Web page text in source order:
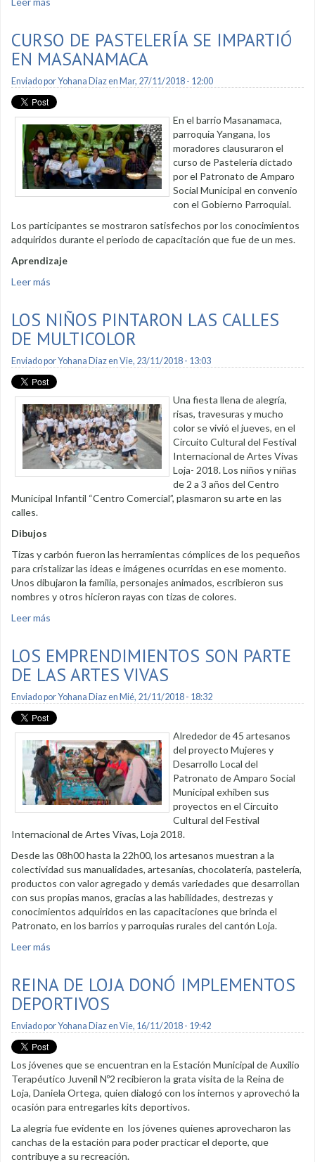
CURSO DE PASTELERÍA SE IMPARTIÓ
EN MASANAMACA
Enviado porYohana Diazen Mar, 27/11/2018 - 12:00
En el barrio Masanamaca,
parroquia Yangana, los
moradores clausuraron el
curso de Pastelería dictado
por el Patronato de Amparo
Social Municipal en convenio
con el Gobierno Parroquial.
Los participantes se mostraron satisfechos por los conocimientos
adquiridos durante el periodo de capacitación que fue de un mes.
Aprendizaje
Leer más
LOS NIÑOS PINTARON LAS CALLES
DE MULTICOLOR
Enviado porYohana Diazen Vie, 23/11/2018 - 13:03
Una fiesta llena de alegría,
risas, travesuras y mucho
color se vivió el jueves, en el
Circuito Cultural del Festival
Internacional de Artes Vivas
Loja- 2018. Los niños y niñas
de 2 a 3 años del Centro
Municipal Infantil “Centro Comercial”, plasmaron su arte en las
calles.
Dibujos
Tizas y carbón fueron las herramientas cómplices de los pequeños
para cristalizar las ideas e imágenes ocurridas en ese momento.
Unos dibujaron la familia, personajes animados, escribieron sus
nombres y otros hicieron rayas con tizas de colores.
Leer más
LOS EMPRENDIMIENTOS SON PARTE
DE LAS ARTES VIVAS
Enviado porYohana Diazen Mié, 21/11/2018 - 18:32
Alrededor de 45 artesanos
del proyecto Mujeres y
Desarrollo Local del
Patronato de Amparo Social
Municipal exhiben sus
proyectos en el Circuito
Cultural del Festival
Internacional de Artes Vivas, Loja 2018.
Desde las 08h00 hasta la 22h00, los artesanos muestran a la
colectividad sus manualidades, artesanías, chocolatería, pastelería,
productos con valor agregado y demás variedades que desarrollan
con sus propias manos, gracias a las habilidades, destrezas y
conocimientos adquiridos en las capacitaciones que brinda el
Patronato, en los barrios y parroquias rurales del cantón Loja.
Leer más
REINA DE LOJA DONÓ IMPLEMENTOS
DEPORTIVOS
Enviado porYohana Diazen Vie, 16/11/2018 - 19:42
Los jóvenes que se encuentran en la Estación Municipal de Auxilio
Terapéutico Juvenil Nº2 recibieron la grata visita de la Reina de
Loja, Daniela Ortega, quien dialogó con los internos y aprovechó la
ocasión para entregarles kits deportivos.
La alegría fue evidente en los jóvenes quienes aprovecharon las
canchas de la estación para poder practicar el deporte, que
contribuye a su recreación.